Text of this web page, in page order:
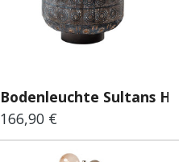
Bodenleuchte Sultans
Regulärer Preis:
166,90 €